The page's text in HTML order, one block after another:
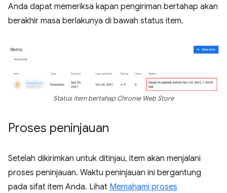
Anda dapat memeriksa kapan pengiriman bertahap akan
berakhir masa berlakunya di bawah status item.
Status item bertahap Chrome Web Store
Proses peninjauan
Setelah dikirimkan untuk ditinjau, item akan menjalani
proses peninjauan. Waktu peninjauan ini bergantung
pada sifat item Anda. Lihat Memahami proses